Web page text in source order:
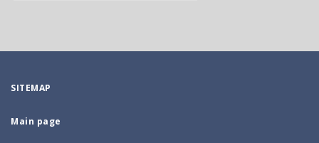
SITEMAP
Main page